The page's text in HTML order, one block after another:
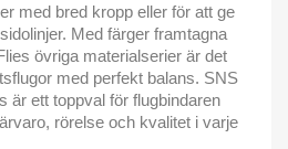
med bred kropp eller för att ge
Med färger framtagna
övriga materialserier är det
med perfekt balans. SNS
är ett toppval för flugbindaren
rörelse och kvalitet i varje